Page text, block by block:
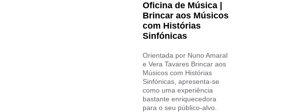
Oficina de Música |
Brincar aos Músicos
com Histórias
Sinfónicas
Orientada por Nuno Amaral
e Vera Tavares Brincar aos
Músicos com Histórias
Sinfónicas, apresenta-se
como uma experiência
bastante enriquecedora
para o seu público-alvo.